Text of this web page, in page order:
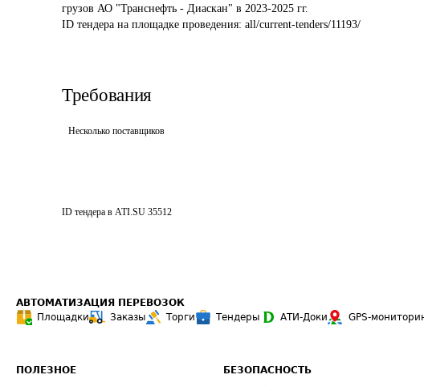
грузов АО "Транснефть - Диаскан" в 2023-2025 гг.
ID тендера на площадке проведения: all/current-tenders/11193/
Требования
Несколько поставщиков
ID тендера в ATI.SU 35512
АВТОМАТИЗАЦИЯ ПЕРЕВОЗОК
Площадки
Заказы Торги Тендеры АТИ-Доки GPS-
ПОЛЕЗНОЕ БЕЗОПАСНОСТЬ